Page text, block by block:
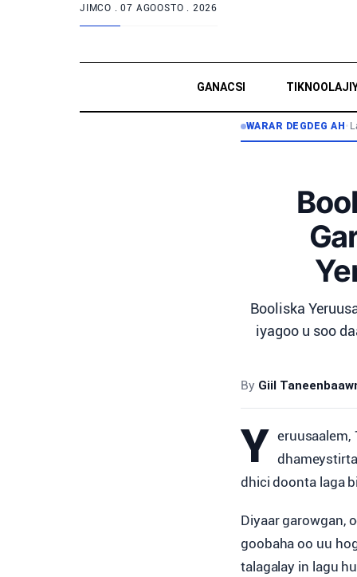
JIMCO .07 AGOOSTO . 2026
GANACSI
WARAR DEGDEG AH •
Booliska
iyagoo u soo
By Giil
Y
dhici doonta laga
Diyaar garowgan,
goobaha oo uu
talagalay in lagu